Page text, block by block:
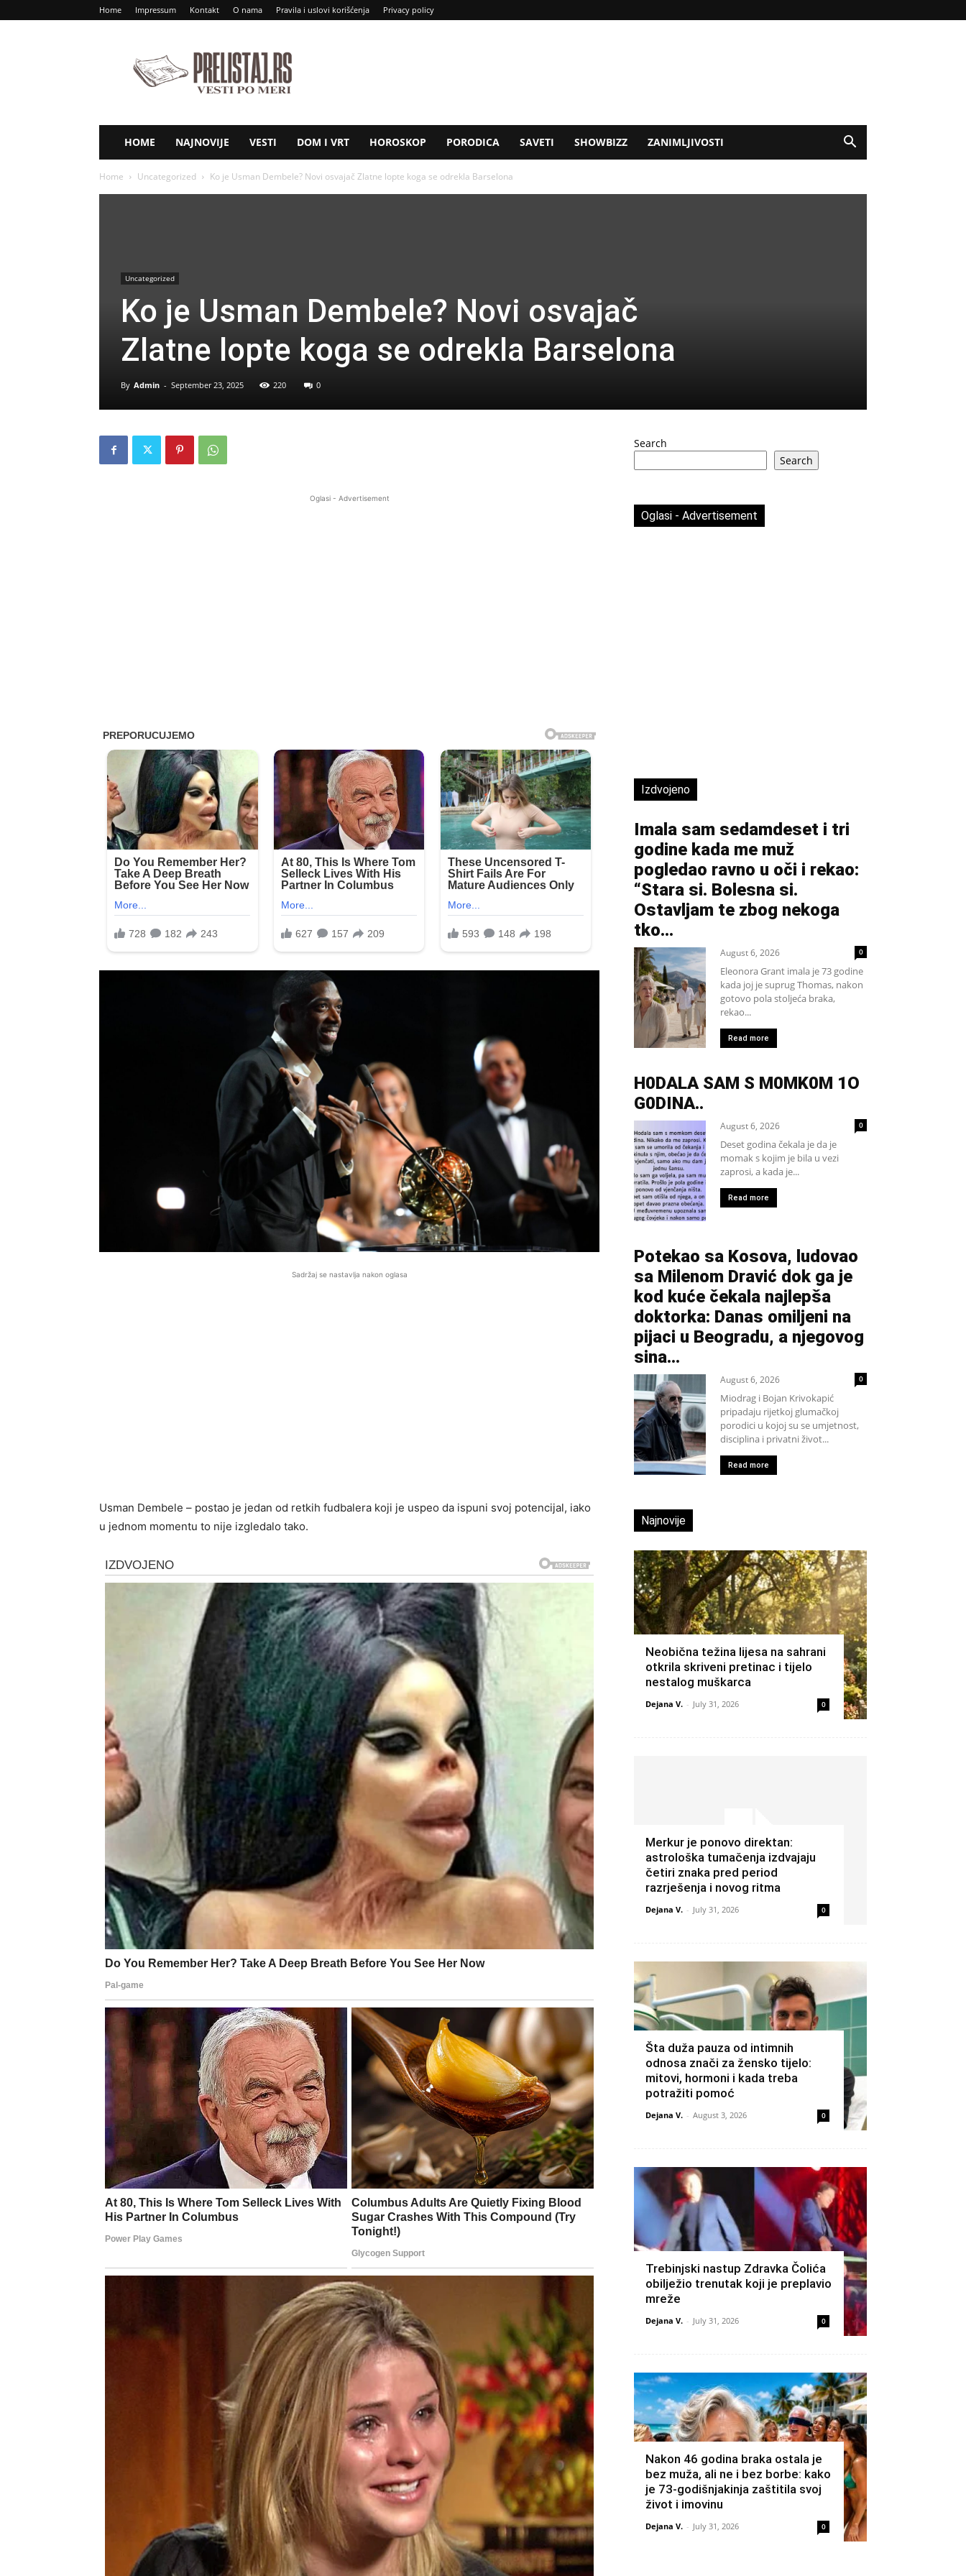
Home Impressum Kontakt O nama Pravila i uslovi korišćenja Privacy policy
RS
HOME NAJNOVIJE VESTI DOM I VRT HOROSKOP PORODICA SAVETI SHOWBIZZ ZANIMLJIVOSTI
Home Uncategorized Ko je Usman Dembele? Novi osvajač Zlatne lopte koga se odrekla Barselona
Uncategorized
Ko je Usman Dembele? Novi osvajač
Zlatne lopte koga se odrekla Barselona
By Admin - September 23, 2025 220 0
Oglasi - Advertisement
Sadržaj se nastavlja nakon oglasa
Usman Dembele – postao je jedan od retkih fudbalera koji je uspeo da ispuni svoj potencijal, iako
u jednom momentu to nije izgledalo tako.
Search
Search
Oglasi - Advertisement
Izdvojeno
Imala sam sedamdeset i tri
godine kada me muž
pogledao ravno u oči i rekao:
“Stara si. Bolesna si.
Ostavljam te zbog nekoga
tko...
August 6, 2026 0
Eleonora Grant imala je 73 godine
kada joj je suprug Thomas, nakon
gotovo pola stoljeća braka,
rekao...
Read more
H0DALA SAM S M0MK0M 1O
G0DINA..
August 6, 2026 0
Deset godina čekala je da je
momak s kojim je bila u vezi
zaprosi, a kada je...
Read more
Potekao sa Kosova, ludovao
sa Milenom Dravić dok ga je
kod kuće čekala najlepša
doktorka: Danas omiljeni na
pijaci u Beogradu, a njegovog
sina...
August 6, 2026 0
Miodrag i Bojan Krivokapić
pripadaju rijetkoj glumačkoj
porodici u kojoj su se umjetnost,
disciplina i privatni život...
Read more
Najnovije
Neobična težina lijesa na sahrani
otkrila skriveni pretinac i tijelo
nestalog muškarca
Dejana V. - July 31, 2026 0
Merkur je ponovo direktan:
astrološka tumačenja izdvajaju
četiri znaka pred period
razrješenja i novog ritma
Dejana V. - July 31, 2026 0
Šta duža pauza od intimnih
odnosa znači za žensko tijelo:
mitovi, hormoni i kada treba
potražiti pomoć
Dejana V. - August 3, 2026 0
Trebinjski nastup Zdravka Čolića
obilježio trenutak koji je preplavio
mreže
Dejana V. - July 31, 2026 0
Nakon 46 godina braka ostala je
bez muža, ali ne i bez borbe: kako
je 73-godišnjakinja zaštitila svoj
život i imovinu
Dejana V. - July 31, 2026 0